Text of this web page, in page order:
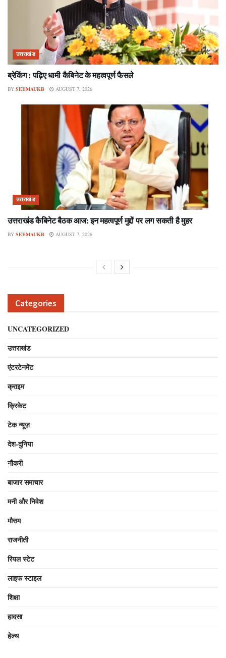
उत्तराखंड
ब्रेकिंग : पढ़िए धामी कैबिनेट के महत्वपूर्ण फैसले
BY SEEMAUKB AUGUST 7, 2026
उत्तराखंड
उत्तराखंड कैबिनेट बैठक आज: इन महत्वपूर्ण मुद्दों पर लग सकती है मुहर
BY SEEMAUKB AUGUST 7, 2026
Categories
UNCATEGORIZED
उत्तराखंड
एंटरटेनमेंट
क्राइम
क्रिकेट
टेक न्यूज़
देश-दुनिया
नौकरी
बाजार समाचार
मनी और निवेश
मौसम
राजनीती
रियल स्टेट
लाइफ स्टाइल
शिक्षा
हादसा
हेल्थ